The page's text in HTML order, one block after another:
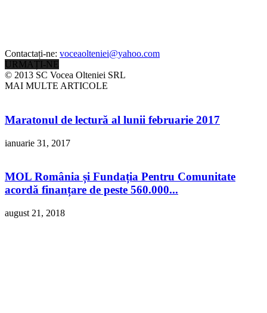
Contactați-ne: voceaolteniei@yahoo.com
URMAȚI-NE
© 2013 SC Vocea Olteniei SRL
MAI MULTE ARTICOLE
Maratonul de lectură al lunii februarie 2017
ianuarie 31, 2017
MOL România și Fundația Pentru Comunitate
acordă finanțare de peste 560.000...
august 21, 2018